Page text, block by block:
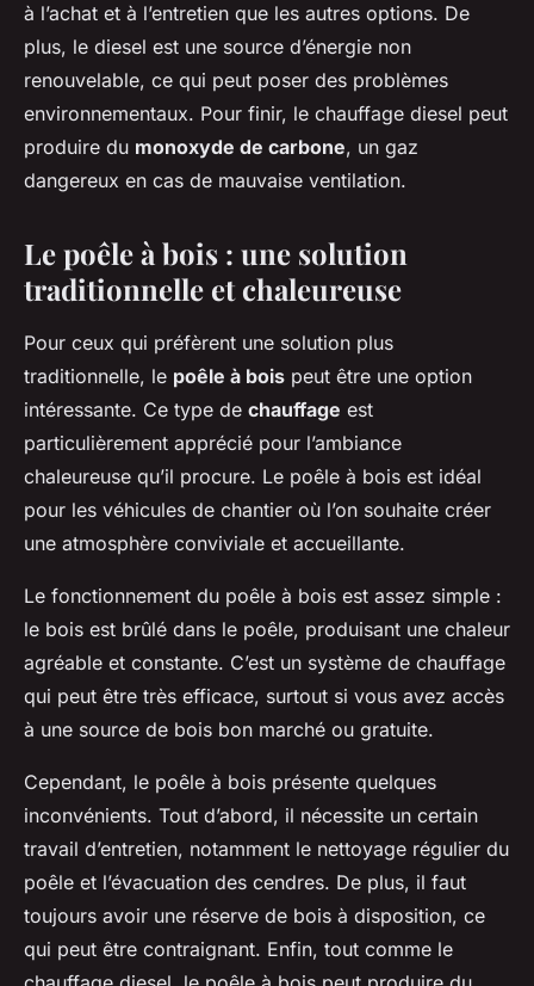
à l’achat et à l’entretien que les autres options. De
plus, le diesel est une source d’énergie non
renouvelable, ce qui peut poser des problèmes
environnementaux. Pour finir, le chauffage diesel peut
produire du monoxyde de carbone, un gaz
dangereux en cas de mauvaise ventilation.
Le poêle à bois : une solution
traditionnelle et chaleureuse
Pour ceux qui préfèrent une solution plus
traditionnelle, le poêle à bois peut être une option
intéressante. Ce type de chauffage est
particulièrement apprécié pour l’ambiance
chaleureuse qu’il procure. Le poêle à bois est idéal
pour les véhicules de chantier où l’on souhaite créer
une atmosphère conviviale et accueillante.
Le fonctionnement du poêle à bois est assez simple :
le bois est brûlé dans le poêle, produisant une chaleur
agréable et constante. C’est un système de chauffage
qui peut être très efficace, surtout si vous avez accès
à une source de bois bon marché ou gratuite.
Cependant, le poêle à bois présente quelques
inconvénients. Tout d’abord, il nécessite un certain
travail d’entretien, notamment le nettoyage régulier du
poêle et l’évacuation des cendres. De plus, il faut
toujours avoir une réserve de bois à disposition, ce
qui peut être contraignant. Enfin, tout comme le